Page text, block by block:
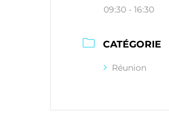
09:30 - 16:30
CATÉGORIE
Réunion